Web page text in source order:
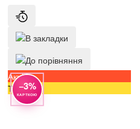
Акція
Топ−3%
КАРТКОЮ